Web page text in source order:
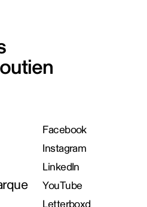
Facebook
Instagram
LinkedIn
YouTube
Letterboxd